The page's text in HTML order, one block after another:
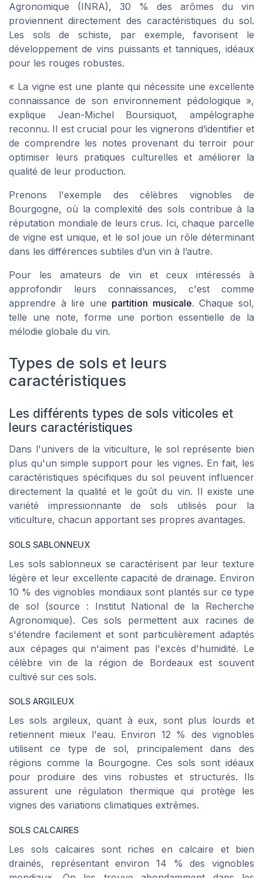
Agronomique (INRA), 30 % des arômes du vin
proviennent directement des caractéristiques du sol.
Les sols de schiste, par exemple, favorisent le
développement de vins puissants et tanniques, idéaux
pour les rouges robustes.
« La vigne est une plante qui nécessite une excellente
connaissance de son environnement pédologique »,
explique Jean-Michel Boursiquot, ampélographe
reconnu. Il est crucial pour les vignerons d’identifier et
de comprendre les notes provenant du terroir pour
optimiser leurs pratiques culturelles et améliorer la
qualité de leur production.
Prenons l'exemple des célèbres vignobles de
Bourgogne, où la complexité des sols contribue à la
réputation mondiale de leurs crus. Ici, chaque parcelle
de vigne est unique, et le sol joue un rôle déterminant
dans les différences subtiles d’un vin à l’autre.
Pour les amateurs de vin et ceux intéressés à
approfondir leurs connaissances, c'est comme
apprendre à lire une partition musicale. Chaque sol,
telle une note, forme une portion essentielle de la
mélodie globale du vin.
Types de sols et leurs
caractéristiques
Les différents types de sols viticoles et
leurs caractéristiques
Dans l'univers de la viticulture, le sol représente bien
plus qu'un simple support pour les vignes. En fait, les
caractéristiques spécifiques du sol peuvent influencer
directement la qualité et le goût du vin. Il existe une
variété impressionnante de sols utilisés pour la
viticulture, chacun apportant ses propres avantages.
SOLS SABLONNEUX
Les sols sablonneux se caractérisent par leur texture
légère et leur excellente capacité de drainage. Environ
10 % des vignobles mondiaux sont plantés sur ce type
de sol (source : Institut National de la Recherche
Agronomique). Ces sols permettent aux racines de
s'étendre facilement et sont particulièrement adaptés
aux cépages qui n'aiment pas l'excès d'humidité. Le
célèbre vin de la région de Bordeaux est souvent
cultivé sur ces sols.
SOLS ARGILEUX
Les sols argileux, quant à eux, sont plus lourds et
retiennent mieux l'eau. Environ 12 % des vignobles
utilisent ce type de sol, principalement dans des
régions comme la Bourgogne. Ces sols sont idéaux
pour produire des vins robustes et structurés. Ils
assurent une régulation thermique qui protège les
vignes des variations climatiques extrêmes.
SOLS CALCAIRES
Les sols calcaires sont riches en calcaire et bien
drainés, représentant environ 14 % des vignobles